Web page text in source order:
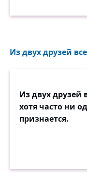
Из двух друзей
Из двух друзей
хотя часто ни
признается.